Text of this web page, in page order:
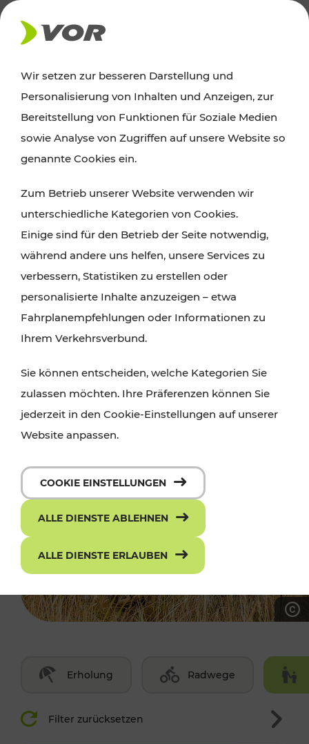
AKTUELLES
Ausflugstipps
Wien, Niederösterreich und das Burgenland
Wanderungen, Kultur und Gastronomie,
Radtouren oder purer Naturgenuss – viele
Attraktionen sind mit den Ticket- und Fahrplan-
Angeboten des VOR gut und schnell erreichbar.
Erholung Radwege
Filter zurücksetzen
Wir setzen zur besseren Darstellung und
Personalisierung von Inhalten und Anzeigen, zur
Bereitstellung von Funktionen für Soziale Medien
sowie Analyse von Zugriffen auf unsere Website so
genannte Cookies ein.
Zum Betrieb unserer Website verwenden wir
unterschiedliche Kategorien von Cookies.
Einige sind für den Betrieb der Seite notwendig,
während andere uns helfen, unsere Services zu
verbessern, Statistiken zu erstellen oder
personalisierte Inhalte anzuzeigen – etwa
Fahrplanempfehlungen oder Informationen zu
Ihrem Verkehrsverbund.
Sie können entscheiden, welche Kategorien Sie
zulassen möchten. Ihre Präferenzen können Sie
jederzeit in den Cookie-Einstellungen auf unserer
Website anpassen.
COOKIE EINSTELLUNGEN
ALLE DIENSTE ABLEHNEN
ALLE DIENSTE ERLAUBEN